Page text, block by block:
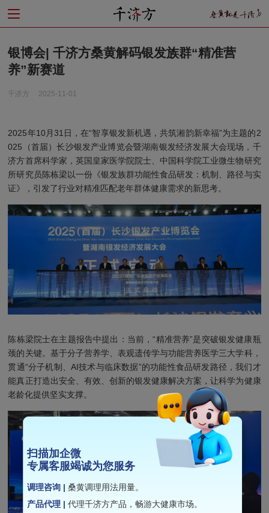
银博会| 千济方桑黄解码银发族群“精准营
养”新赛道
千济方 2025-11-01
2025年10月31日，在“智享银发新机遇，共筑湘韵新幸福”为主题的2
025（首届）长沙银发产业博览会暨湖南银发经济发展大会现场，千
济方首席科学家，英国皇家医学院院士、中国科学院工业微生物研究
所研究员陈栋梁以一份《银发族群功能性食品研发：机制、路径与实
证》，引发了行业对精准匹配老年群体健康需求的新思考。
陈栋梁院士在主题报告中提出：当前，“精准营养”是突破银发健康瓶
颈的关键。基于分子营养学、表观遗传学与功能营养医学三大学科，
贯通“分子机制、AI技术与临床数据”的功能性食品研发路径，我们才
能真正打造出安全、有效、创新的银发健康解决方案，让科学为健康
老龄化提供坚实支撑。
扫描加企微
专属客服竭诚为您服务
调理咨询 | 桑黄调理用法用量。
产品代理 | 代理千济方产品，畅游大健康市场。